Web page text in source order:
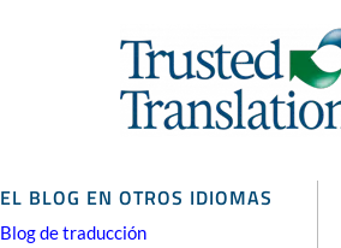
EL BLOG EN OTROS IDIOMAS
Blog de traducción